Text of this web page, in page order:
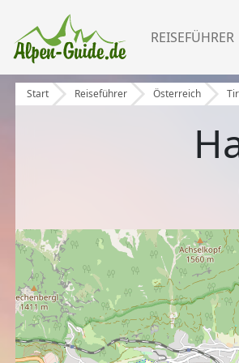
REISEFÜHRER
Start Reiseführer Österreich